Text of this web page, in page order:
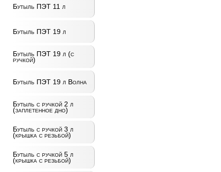
Бутыль ПЭТ 11 л
Бутыль ПЭТ 19 л
Бутыль ПЭТ 19 л (с
ручкой)
Бутыль ПЭТ 19 л Волна
Бутыль с ручкой 2 л
(заплетенное дно)
Бутыль с ручкой 3 л
(крышка с резьбой)
Бутыль с ручкой 5 л
(крышка с резьбой)